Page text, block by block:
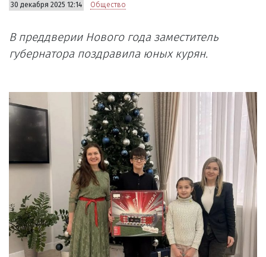
30 декабря 2025 12:14 Общество
В преддверии Нового года заместитель
губернатора поздравила юных курян.